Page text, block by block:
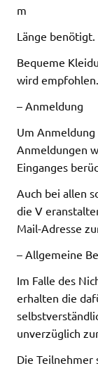
m
Länge benötigt.
Bequeme
wird empfohlen.
– Anmeldung
Um
Anmeldungen
Einganges
Auch bei allen
die V
Mail-Adresse
– Allgemeine
Im Falle des
erhalten die
unverzüglich
Die Teilnehmer